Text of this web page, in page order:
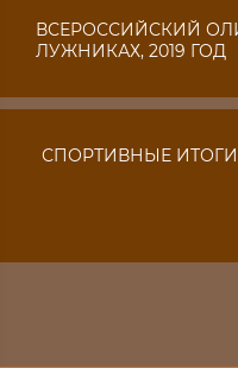
ВСЕРОССИЙСКИЙ
ЛУЖНИКАХ, 2019 ГОД
СПОРТИВНЫЕ ИТОГИ